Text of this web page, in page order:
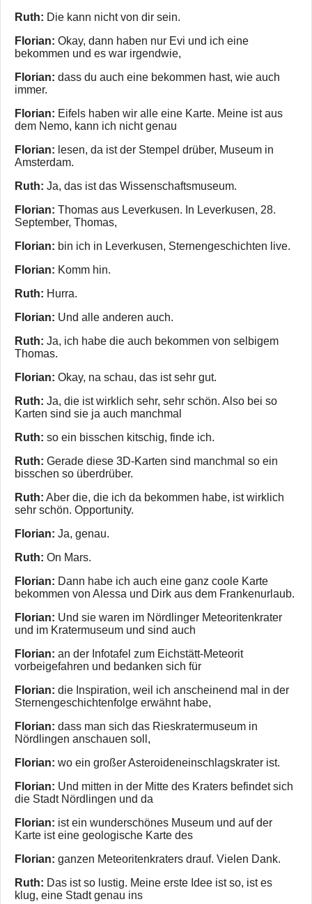
Ruth: Die kann nicht von dir sein.
Florian: Okay, dann haben nur Evi und ich eine
bekommen und es war irgendwie,
Florian: dass du auch eine bekommen hast, wie auch
immer.
Florian: Eifels haben wir alle eine Karte. Meine ist aus
dem Nemo, kann ich nicht genau
Florian: lesen, da ist der Stempel drüber, Museum in
Amsterdam.
Ruth: Ja, das ist das Wissenschaftsmuseum.
Florian: Thomas aus Leverkusen. In Leverkusen, 28.
September, Thomas,
Florian: bin ich in Leverkusen, Sternengeschichten live.
Florian: Komm hin.
Ruth: Hurra.
Florian: Und alle anderen auch.
Ruth: Ja, ich habe die auch bekommen von selbigem
Thomas.
Florian: Okay, na schau, das ist sehr gut.
Ruth: Ja, die ist wirklich sehr, sehr schön. Also bei so
Karten sind sie ja auch manchmal
Ruth: so ein bisschen kitschig, finde ich.
Ruth: Gerade diese 3D-Karten sind manchmal so ein
bisschen so überdrüber.
Ruth: Aber die, die ich da bekommen habe, ist wirklich
sehr schön. Opportunity.
Florian: Ja, genau.
Ruth: On Mars.
Florian: Dann habe ich auch eine ganz coole Karte
bekommen von Alessa und Dirk aus dem Frankenurlaub.
Florian: Und sie waren im Nördlinger Meteoritenkrater
und im Kratermuseum und sind auch
Florian: an der Infotafel zum Eichstätt-Meteorit
vorbeigefahren und bedanken sich für
Florian: die Inspiration, weil ich anscheinend mal in der
Sternengeschichtenfolge erwähnt habe,
Florian: dass man sich das Rieskratermuseum in
Nördlingen anschauen soll,
Florian: wo ein großer Asteroideneinschlagskrater ist.
Florian: Und mitten in der Mitte des Kraters befindet sich
die Stadt Nördlingen und da
Florian: ist ein wunderschönes Museum und auf der
Karte ist eine geologische Karte des
Florian: ganzen Meteoritenkraters drauf. Vielen Dank.
Ruth: Das ist so lustig. Meine erste Idee ist so, ist es
klug, eine Stadt genau ins